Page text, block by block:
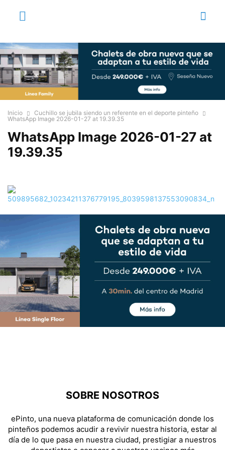
Inicio
Cuchillo se jubila siendo un referente en el deporte pinteño
WhatsApp Image 2026-01-27 at 19.39.35
WhatsApp Image 2026-01-27 at
19.39.35
SOBRE NOSOTROS
ePinto, una nueva plataforma de comunicación donde los
pinteños podemos acudir a revivir nuestra historia, estar al
día de lo que pasa en nuestra ciudad, prestigiar a nuestros